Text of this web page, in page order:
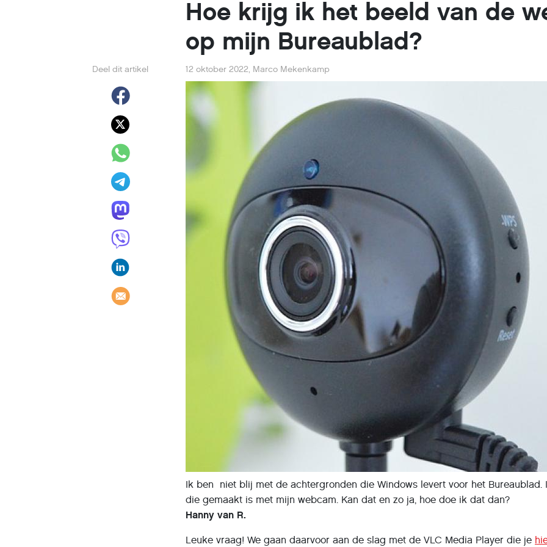
Hoe krijg ik het beeld van de
op mijn Bureaublad?
Deel dit artikel 12 oktober 2022, Marco Mekenkamp
Ik ben niet blij met de achtergronden die Windows levert voor het
die gemaakt is met mijn webcam. Kan dat en zo ja, hoe doe ik dat dan?
Hanny van R.
Leuke vraag! We gaan daarvoor aan de slag met de VLC Media Player die je